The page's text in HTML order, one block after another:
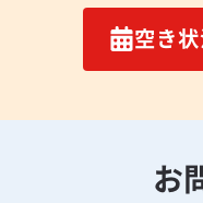
空き
お